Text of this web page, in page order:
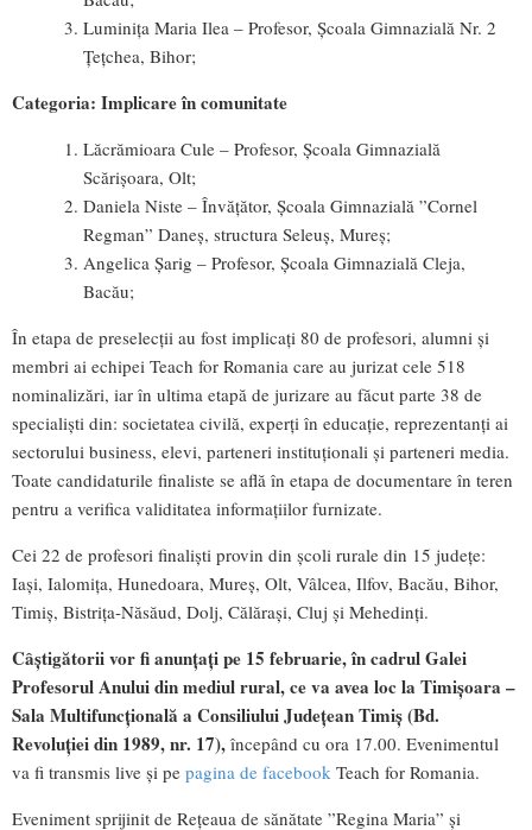
Luminița Maria Ilea – Profesor, Școala Gimnazială Nr. 2
Țețchea, Bihor;
Categoria: Implicare în comunitate
Lăcrămioara Cule – Profesor, Școala Gimnazială
Scărișoara, Olt;
Daniela Niste – Învățător, Școala Gimnazială ”Cornel
Regman” Daneș, structura Seleuș, Mureș;
Angelica Șarig – Profesor, Școala Gimnazială Cleja,
Bacău;
În etapa de preselecții au fost implicați 80 de profesori, alumni și
membri ai echipei Teach for Romania care au jurizat cele 518
nominalizări, iar în ultima etapă de jurizare au făcut parte 38 de
specialiști din: societatea civilă, experți în educație, reprezentanți ai
sectorului business, elevi, parteneri instituționali și parteneri media.
Toate candidaturile finaliste se află în etapa de documentare în teren
pentru a verifica validitatea informațiilor furnizate.
Cei 22 de profesori finaliști provin din școli rurale din 15 județe:
Iași, Ialomița, Hunedoara, Mureș, Olt, Vâlcea, Ilfov, Bacău, Bihor,
Timiș, Bistrița-Năsăud, Dolj, Călărași, Cluj și Mehedinți.
Câștigătorii vor fi anunțați pe 15 februarie, în cadrul Galei
Profesorul Anului din mediul rural, ce va avea loc la Timișoara –
Sala Multifuncțională a Consiliului Județean Timiș (Bd.
Revoluției din 1989, nr. 17), începând cu ora 17.00. Evenimentul
va fi transmis live și pe pagina de facebook Teach for Romania.
Eveniment sprijinit de Rețeaua de sănătate ”Regina Maria” și